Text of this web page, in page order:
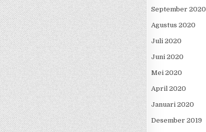
September 2020
Agustus 2020
Juli 2020
Juni 2020
Mei 2020
April 2020
Januari 2020
Desember 2019